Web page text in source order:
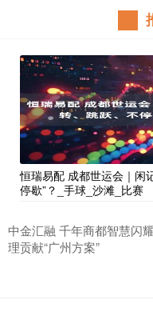
恒瑞易配 成都世运会｜闲
停歇”？_手球_沙滩_比赛
中金汇融 千年商都智慧闪
理贡献“广州方案”